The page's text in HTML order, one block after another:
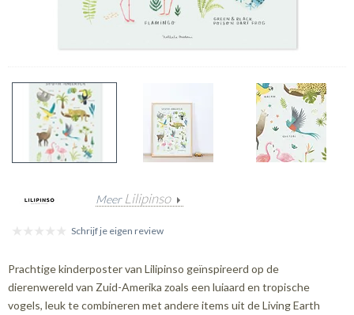
Meer Lilipinso
Schrijf je eigen review
Prachtige kinderposter van Lilipinso geïnspireerd op de
dierenwereld van Zuid-Amerika zoals een luiaard en tropische
vogels, leuk te combineren met andere items uit de Living Earth